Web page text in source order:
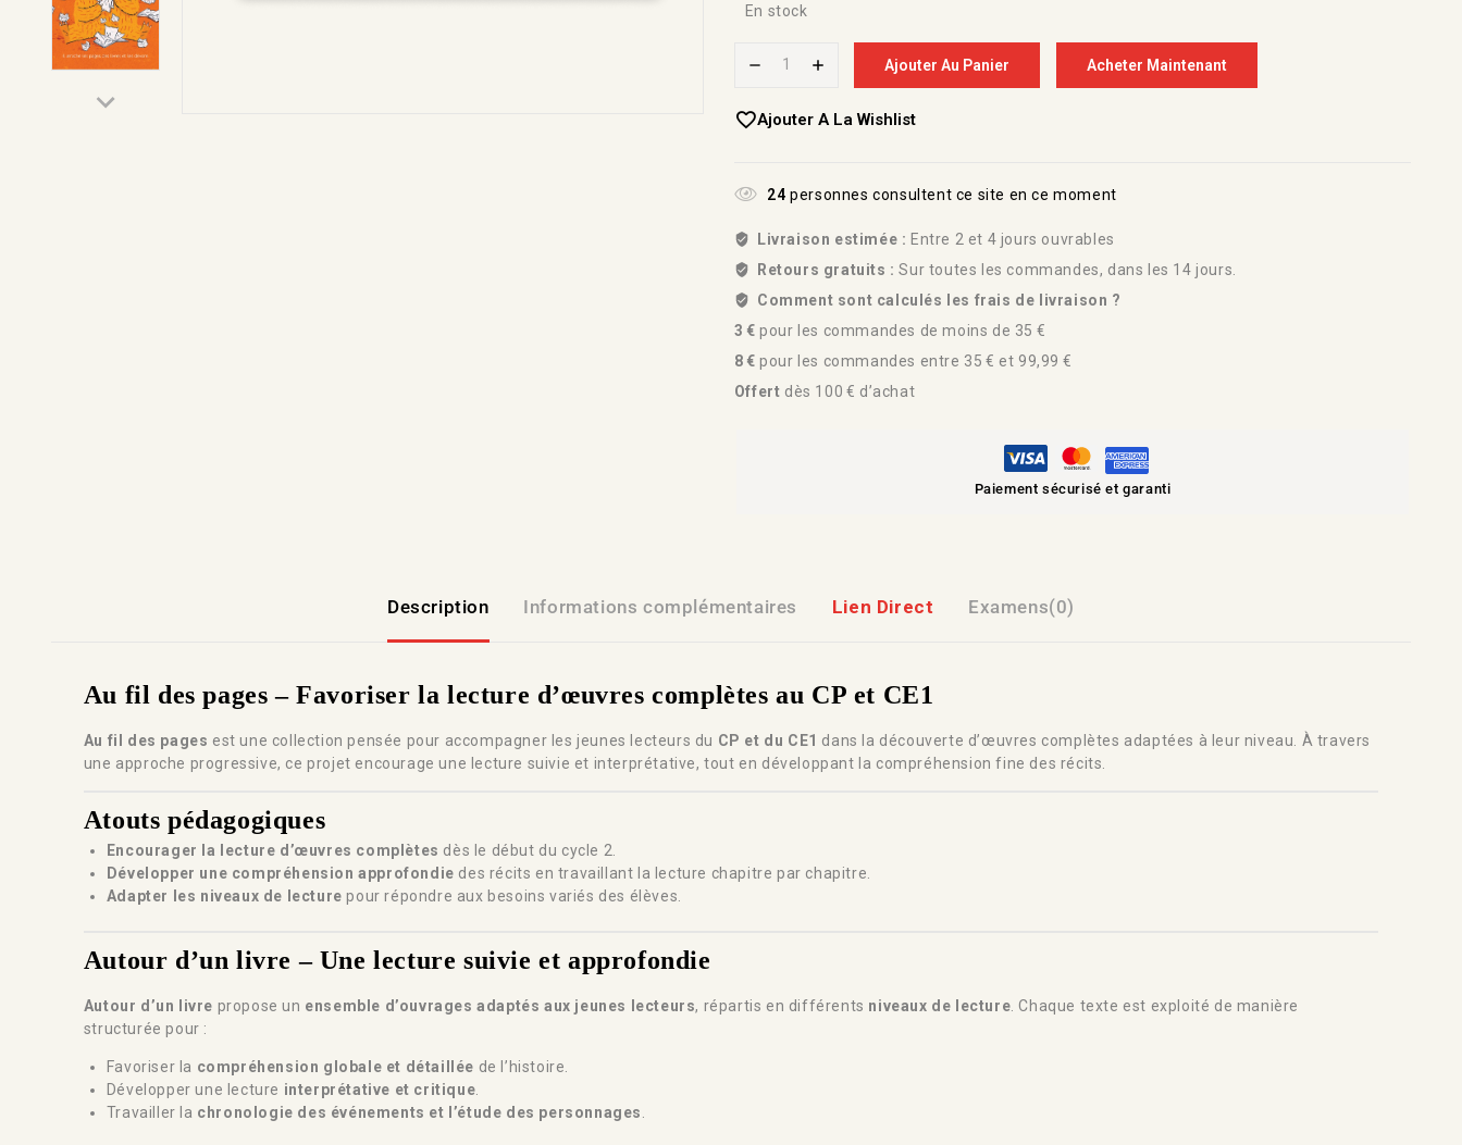
En stock
Ajouter Au Panier Acheter Maintenant
Ajouter A La Wishlist
24 personnes consultent ce site en ce moment
Livraison estimée : Entre 2 et 4 jours ouvrables
Retours gratuits :Sur toutes les commandes, dans les 14 jours.
Comment sont calculés les frais de livraison ?
3 € pour les commandes de moins de 35 €
8 € pour les commandes entre 35 € et 99,99 €
Offert dès 100 € d’achat
Paiement sécurisé et garanti
Description Informations complémentaires Lien Direct Examens(0)
Au fil des pages – Favoriser la lecture d’œuvres complètes au CP et CE1
Au fil des pages est une collection pensée pour accompagner les jeunes lecteurs du CP et du CE1 dans la découverte d’œuvres complètes adaptées à leur niveau. À travers
une approche progressive, ce projet encourage une lecture suivie et interprétative, tout en développant la compréhension fine des récits.
Atouts pédagogiques
Encourager la lecture d’œuvres complètes dès le début du cycle 2.
Développer une compréhension approfondie des récits en travaillant la lecture chapitre par chapitre.
Adapter les niveaux de lecture pour répondre aux besoins variés des élèves.
Autour d’un livre – Une lecture suivie et approfondie
Autour d’un livre propose un ensemble d’ouvrages adaptés aux jeunes lecteurs, répartis en différents niveaux de lecture . Chaque texte est exploité de manière
structurée pour :
Favoriser la compréhension globale et détaillée de l’histoire.
Développer une lecture interprétative et critique
Travailler la chronologie des événements et l’étude des personnages